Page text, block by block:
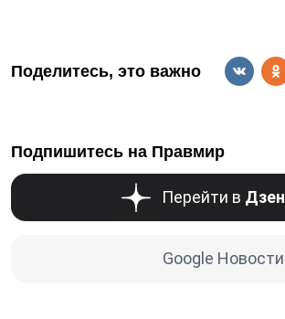
Поделитесь, это важно
Подпишитесь на Правмир
Перейти в Дзен
Google Новости